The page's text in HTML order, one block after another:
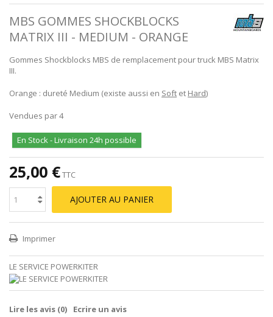
MBS GOMMES SHOCKBLOCKS
MATRIX III - MEDIUM - ORANGE
Gommes Shockblocks MBS de remplacement pour truck MBS Matrix
III.
Orange : dureté Medium (existe aussi en Soft et Hard)
Vendues par 4
En Stock - Livraison 24h possible
25,00 €TTC
AJOUTER AU PANIER
Imprimer
LE SERVICE POWERKITER
Lire les avis (0) Ecrire un avis